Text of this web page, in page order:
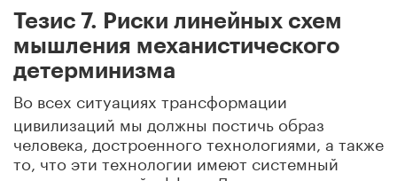
Тезис 7. Риски линейных схем
мышления механистического
детерминизма
Во всех ситуациях трансформации
цивилизаций мы должны постичь образ
человека, достроенного технологиями, а также
то, что эти технологии имеют системный